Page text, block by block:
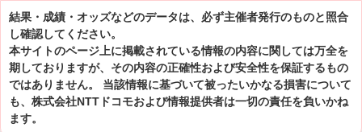
結果・成績・オッズなどのデータは、必ず主催者発行のものと照合
し確認してください。
本サイトのページ上に掲載されている情報の内容に関しては万全を
期しておりますが、その内容の正確性および安全性を保証するもの
ではありません。 当該情報に基づいて被ったいかなる損害について
も、株式会社NTTドコモおよび情報提供者は一切の責任を負いかね
ます。